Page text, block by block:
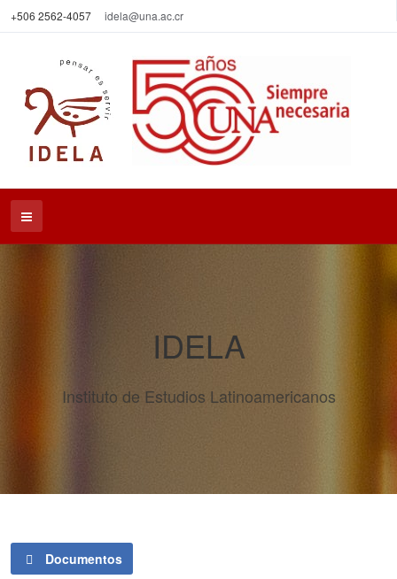
+506 2562-4057 idela@una.ac.cr
IDELA
Instituto de Estudios Latinoamericanos
Documentos